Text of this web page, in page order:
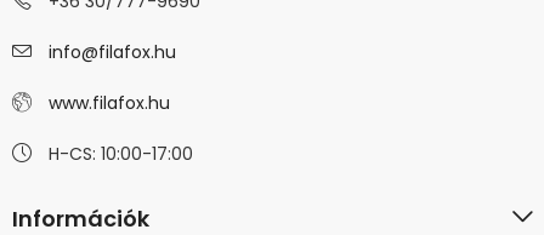
info@filafox.hu
www.filafox.hu
H-CS: 10:00-17:00
Információk